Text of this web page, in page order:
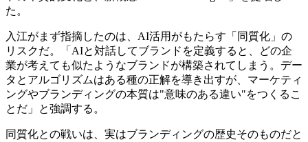
た。
入江がまず指摘したのは、AI活用がもたらす「同質化」の
リスクだ。「AIと対話してブランドを定義すると、どの企
業が考えても似たようなブランドが構築されてしまう。デー
タとアルゴリズムはある種の正解を導き出すが、マーケティ
ングやブランディングの本質は"意味のある違い"をつくるこ
とだ」と強調する。
同質化との戦いは、実はブランディングの歴史そのものだと